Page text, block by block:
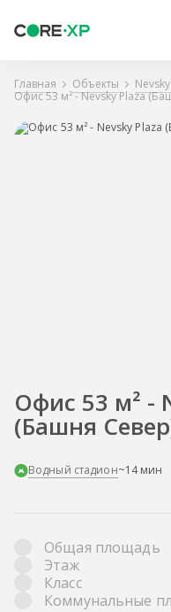
Главная Объекты
Офис 53 м² - Nevsky Plaza
Офис 53 м² -
(Башня
Водный стадион~14 мин
Общая площадь
Этаж
Класс
Коммунальные